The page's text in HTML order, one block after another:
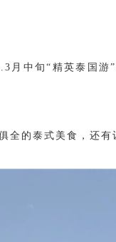
中旬“精英泰国游
的泰式美食，还有